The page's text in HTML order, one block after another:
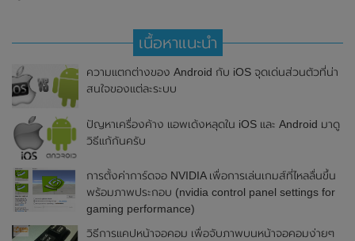
เนื้อหาแนะนำ
ความแตกต่างของ Android กับ iOS จุดเด่นส่วนตัวที่น่า
สนใจของแต่ละระบบ
ปัญหาเครื่องค้าง แอพเด้งหลุดใน iOS และ Android มาดู
วิธีแก้กันครับ
การตั้งค่าการ์ดจอ NVIDIA เพื่อการเล่นเกมส์ที่ไหลลื่นขึ้น
พร้อมภาพประกอบ (nvidia control panel settings for
gaming performance)
วิธีการแคปหน้าจอคอม เพื่อจับภาพบนหน้าจอคอมง่ายๆ